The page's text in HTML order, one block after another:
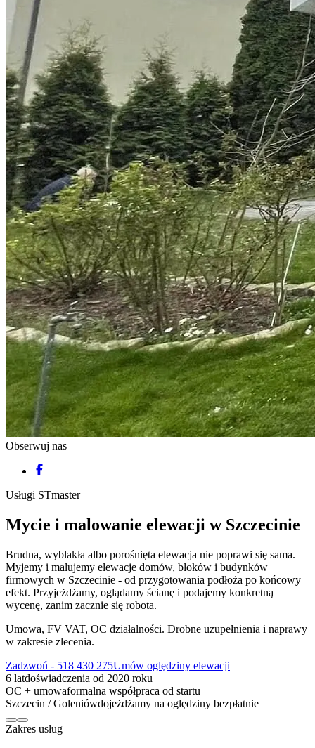
Obserwuj nas
Usługi STmaster
Mycie i malowanie elewacji w Szczecinie
Brudna, wyblakła albo porośnięta elewacja nie poprawi się sama.
Myjemy i malujemy elewacje domów, bloków i budynków
firmowych w Szczecinie - od przygotowania podłoża po końcowy
efekt. Przyjeżdżamy, oglądamy ścianę i podajemy konkretną
wycenę, zanim zacznie się robota.
Umowa, FV VAT, OC działalności. Drobne uzupełnienia i naprawy
w zakresie zlecenia.
Zadzwoń - 518 430 275Umów oględziny elewacji
6 latdoświadczenia od 2020 roku
OC + umowaformalna współpraca od startu
Szczecin / Goleniówdojeżdżamy na oględziny bezpłatnie
Zakres usług